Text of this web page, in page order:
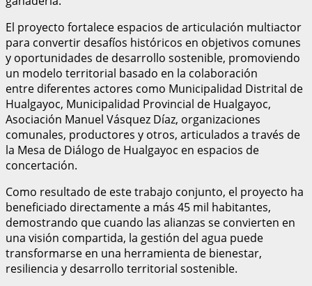
El proyecto fortalece espacios de articulación multiactor
para convertir desafíos históricos en objetivos comunes
y oportunidades de desarrollo sostenible, promoviendo
un modelo territorial basado en la colaboración
entre diferentes actores como Municipalidad Distrital de
Hualgayoc, Municipalidad Provincial de Hualgayoc,
Asociación Manuel Vásquez Díaz, organizaciones
comunales, productores y otros, articulados a través de
la Mesa de Diálogo de Hualgayoc en espacios de
concertación.
Como resultado de este trabajo conjunto, el proyecto ha
beneficiado directamente a más 45 mil habitantes,
demostrando que cuando las alianzas se convierten en
una visión compartida, la gestión del agua puede
transformarse en una herramienta de bienestar,
resiliencia y desarrollo territorial sostenible.